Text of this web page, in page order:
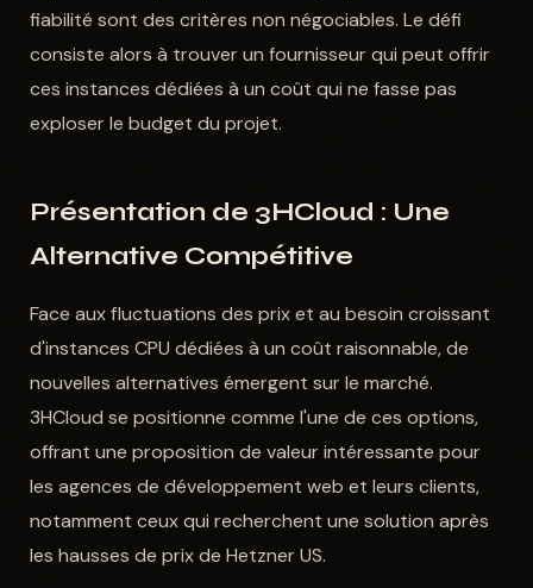
fiabilité sont des critères non négociables. Le défi
consiste alors à trouver un fournisseur qui peut offrir
ces instances dédiées à un coût qui ne fasse pas
exploser le budget du projet.
Présentation de 3HCloud : Une
Alternative Compétitive
Face aux fluctuations des prix et au besoin croissant
d'instances CPU dédiées à un coût raisonnable, de
nouvelles alternatives émergent sur le marché.
3HCloud se positionne comme l'une de ces options,
offrant une proposition de valeur intéressante pour
les agences de développement web et leurs clients,
notamment ceux qui recherchent une solution après
les hausses de prix de Hetzner US.